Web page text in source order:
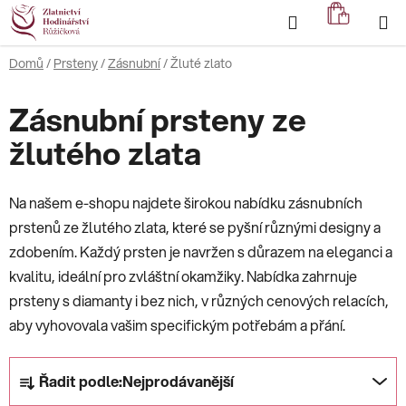
Přejít
na
obsah
Hledat
KOŠÍK
Domů / Prsteny/Zásnubní/Žluté zlato
Zásnubní prsteny ze
žlutého zlata
Na našem e-shopu najdete širokou nabídku zásnubních
prstenů ze žlutého zlata, které se pyšní různými designy a
zdobením. Každý prsten je navržen s důrazem na eleganci a
kvalitu, ideální pro zvláštní okamžiky. Nabídka zahrnuje
prsteny s diamanty i bez nich, v různých cenových relacích,
aby vyhovovala vašim specifickým potřebám a přání.
Ř Řadit podle:Nejprodávanější